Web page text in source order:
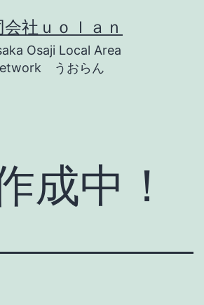
社ｕｏｌａｎ
Osaji Local Area
うおらん
成中！